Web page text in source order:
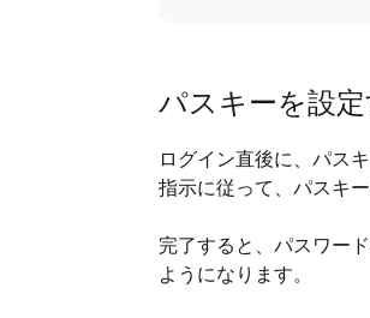
パスキーを設
ログイン直後に、パス
指示に従って、パスキ
完了すると、パスワー
ようになります。